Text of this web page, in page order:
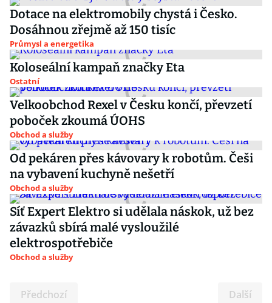
Dotace na elektromobily chystá i Česko.
Dosáhnou zřejmě až 150 tisíc
Průmysl a energetika
Koloseální kampaň značky Eta
Ostatní
Velkoobchod Rexel v Česku končí, převzetí
poboček zkoumá ÚOHS
Obchod a služby
Od pekáren přes kávovary k robotům. Češi
na vybavení kuchyně nešetří
Obchod a služby
Síť Expert Elektro si udělala náskok, už bez
závazků sbírá malé vysloužilé
elektrospotřebiče
Obchod a služby
Předchozí Další